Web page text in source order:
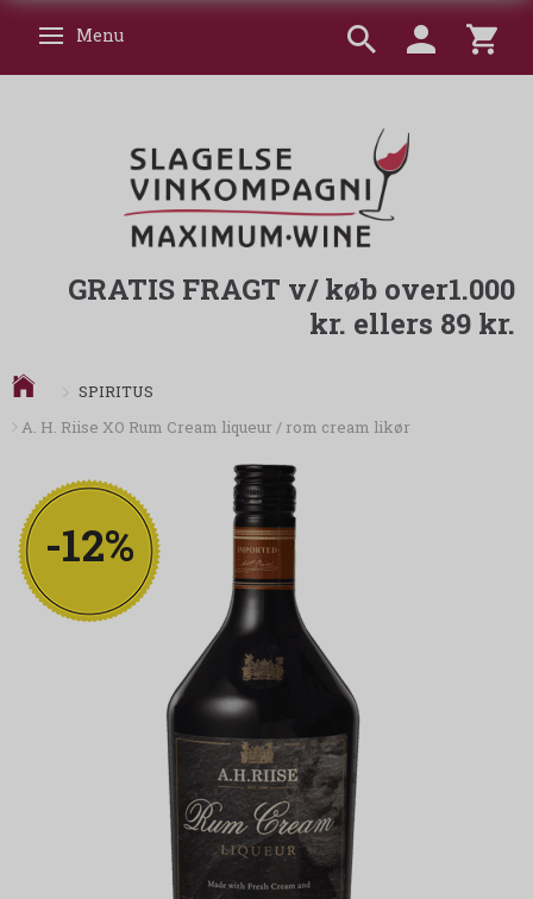
Skifte navigation
Menu
GRATIS FRAGT v/ køb over1.000
kr. ellers 89 kr.
SPIRITUS
A. H. Riise XO Rum Cream liqueur / rom cream likør
-12%